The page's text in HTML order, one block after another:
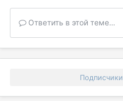
Ответить в этой теме...
Подписчики